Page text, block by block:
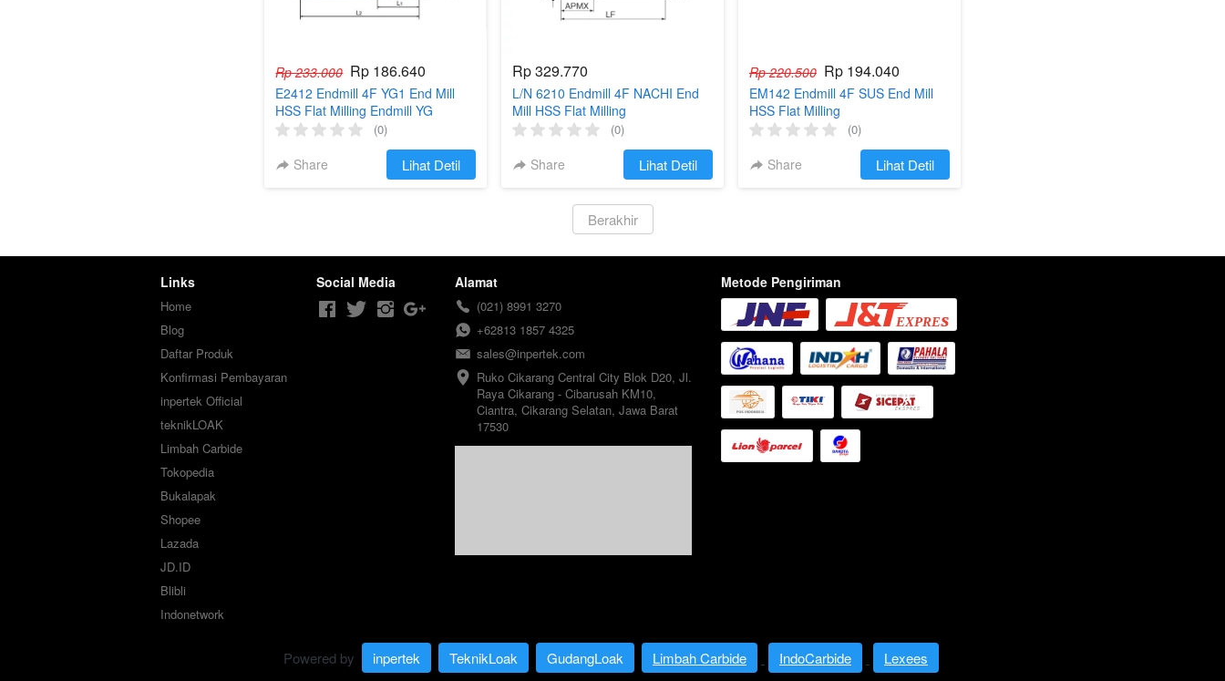
Rp 233.000 Rp 186.640
E2412 Endmill 4F YG1 End Mill
HSS Flat Milling Endmill YG
(0)
Share `
Lihat Detil
Rp 329.770
L/N 6210 Endmill 4F NACHI End
Mill HSS Flat Milling
(0)
Share `Lihat Detil
Rp 220.500 Rp 194.040
EM142 Endmill 4F SUS End Mill
HSS Flat Milling
(0)
Share `Lihat Detil
`Berakhir
Links
Home
Blog
Daftar Produk
Konfirmasi Pembayaran
inpertek Official
teknikLOAK
Limbah Carbide
Tokopedia
Bukalapak
Shopee
Lazada
JD.ID
Blibli
Indonetwork
Social Media Alamat
(021) 8991 3270
+62813 1857 4325
sales@inpertek.com
Ruko Cikarang Central City Blok D20, Jl.
Raya Cikarang - Cibarusah KM10,
Ciantra, Cikarang Selatan, Jawa Barat
17530
Metode Pengiriman
Powered by inpertek TeknikLoak GudangLoak Limbah Carbide IndoCarbide Lexees